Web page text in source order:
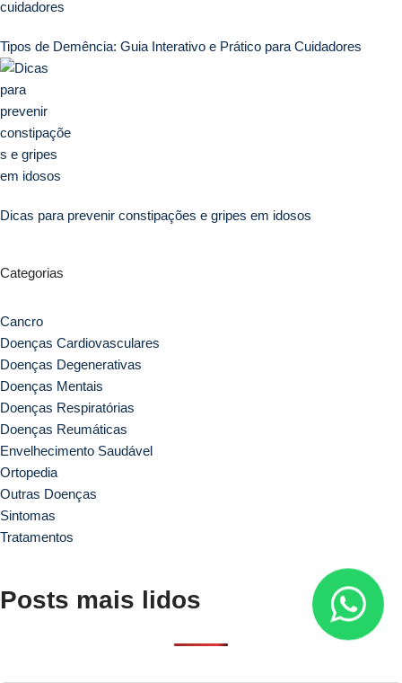
Tipos de Demência: Guia Interativo e Prático para Cuidadores
Dicas para prevenir constipações e gripes em idosos
Categorias
Cancro
Doenças Cardiovasculares
Doenças Degenerativas
Doenças Mentais
Doenças Respiratórias
Doenças Reumáticas
Envelhecimento Saudável
Ortopedia
Outras Doenças
Sintomas
Tratamentos
Posts mais lidos